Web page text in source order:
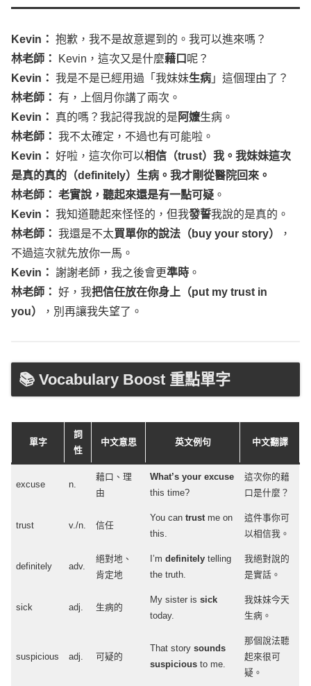
Kevin ： 抱歉，我不是故意遲到的。我可以進來嗎？
林老師：
Kevin ，這次又是什麼藉口 呢？
Kevin ： 我是不是已經用過「我妹妹生病 」這個理由了？
林老師：
有，上個月你講了兩次。
Kevin ： 真的嗎？我記得我說的是 阿嬤生病。
林老師： 我不太確定，不過也有可能啦。
Kevin ： 好啦，這次你可以相信（trust）我。我妹妹這次
是真的真的（definitely）生病。我才剛從醫院回來。
林老師： 老實說，聽起來還是有一點可疑 。
Kevin ： 我知道聽起來怪怪的，但我發誓我說的是真的。
林老師： 我還是不太買單你的說法（ buy your story）
，
不過這次就先放你一馬。
Kevin ： 謝謝老師，我之後會更準時 。
林老師： 好，我把信任放在你身上（put my trust in
you）
，別再讓我失望了。
📚 Vocabulary Boost 重點單字
單字
詞
性
中文意思 英文例句 中文翻譯
excuse n.
藉口、理
由
What’s yourexcuse
thistime?
這次你的藉
口是什麼？
trust v./n. 信任
You cantrust me on
this.
這件事你可
以相信我。
definitely adv.
絕對地、
肯定地
I’m definitely telling
thetruth
我絕對說的
是實話。
sick adj 生病的
Mysister issick
today.
我妹妹今天
生病。
suspicious adj 可疑的
Thatstory sounds
suspicious to me.
那個說法聽
起來很可
疑。